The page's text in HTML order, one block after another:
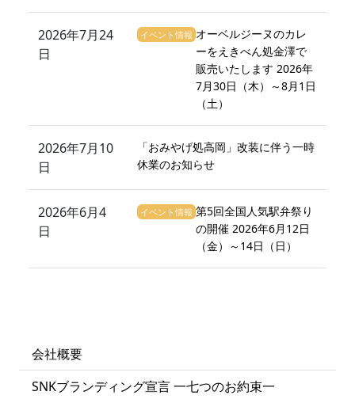
会社概要
SNKブランディング宣言 一七つのお約束一
2026年7月24
日
イベント情報 オーベルジーヌのカレ
ーをえきべん処金澤で
販売いたします 2026年
7月30日（木）～8月1日
（土）
2026年7月10
日
「おみやげ処高岡」改装に伴う一時
休業のお知らせ
2026年6月4
日
イベント情報 第5回全国人気駅弁祭り
の開催 2026年6月12日
（金）～14日（日）